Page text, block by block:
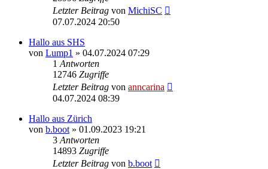
Letzter Beitrag von MichiSC
07.07.2024 20:50
Hallo aus SHS
von Lump1 » 04.07.2024 07:29
1 Antworten
12746 Zugriffe
Letzter Beitrag von anncarina
04.07.2024 08:39
Hallo aus Zürich
von b.boot » 01.09.2023 19:21
3 Antworten
14893 Zugriffe
Letzter Beitrag von b.boot